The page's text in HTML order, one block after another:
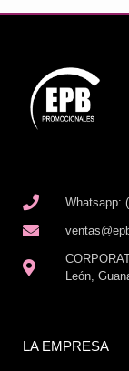
Whatsapp:
León,
LA EMPRESA